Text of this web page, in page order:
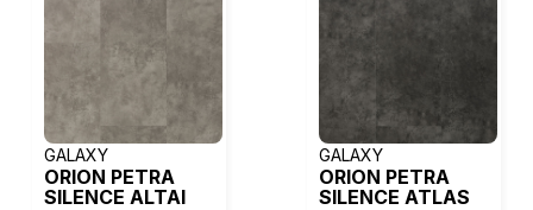
GALAXY
ORION PETRA
SILENCE ALTAI
GALAXY
ORION PETRA
SILENCE ATLAS